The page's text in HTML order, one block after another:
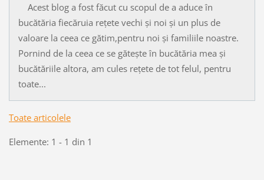
Acest blog a fost făcut cu scopul de a aduce în
bucătăria fiecăruia rețete vechi și noi și un plus de
valoare la ceea ce gătim,pentru noi și familiile noastre.
Pornind de la ceea ce se gătește în bucătăria mea și
bucătăriile altora, am cules rețete de tot felul, pentru
toate...
Toate articolele
Elemente: 1 - 1 din 1